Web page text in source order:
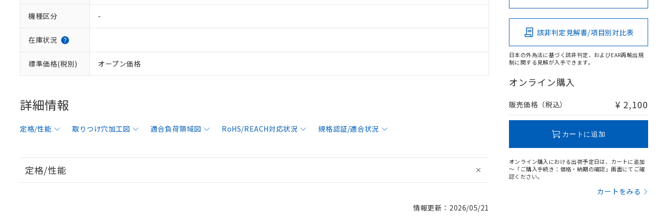
機種区分 -
在庫状況
標準価格(税別) オープン価格
詳細情報
定格/性能 取りつけ穴加工図 適合負荷領域図 RoHS/REACH対応状況 規格認証/適合状況
定格/性能
情報更新：2026/05/21
該非判定見解書/項目別対比表
日本の外為法に基づく該非判定、およびEAR再輸出規
制に関する見解が入手できます。
オンライン購入
販売価格（税込） ¥ 2,100
カートに追加
オンライン購入における出荷予定日は、カートに追加
～「ご購入手続き：価格・納期の確認」画面にてご確
認ください。
カートをみる